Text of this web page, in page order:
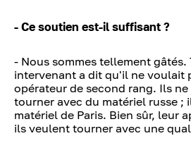
- Ce soutien est-il suffisant ?
- Nous sommes tellement gâtés.
intervenant a dit qu'il ne voulait
opérateur de second rang. Ils
tourner avec du matériel russe ;
matériel de Paris. Bien sûr, leur
ils veulent tourner avec une